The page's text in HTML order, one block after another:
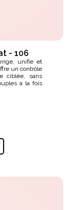
- 106
unifie et
un contrôle
ciblée, sans
à la fois